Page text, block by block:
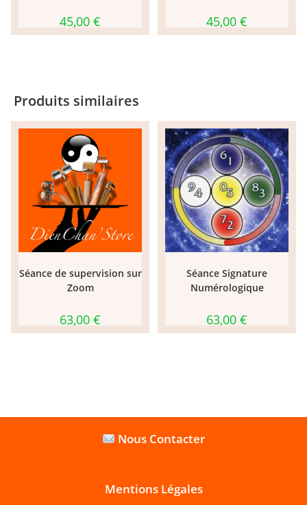
45,00 € 45,00 €
Produits similaires
Séance de supervision sur
Zoom
63,00 €
Séance Signature
Numérologique
63,00 €
Nous Contacter
Mentions Légales